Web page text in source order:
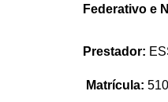
Federativo e
Prestador:
Matrícula: